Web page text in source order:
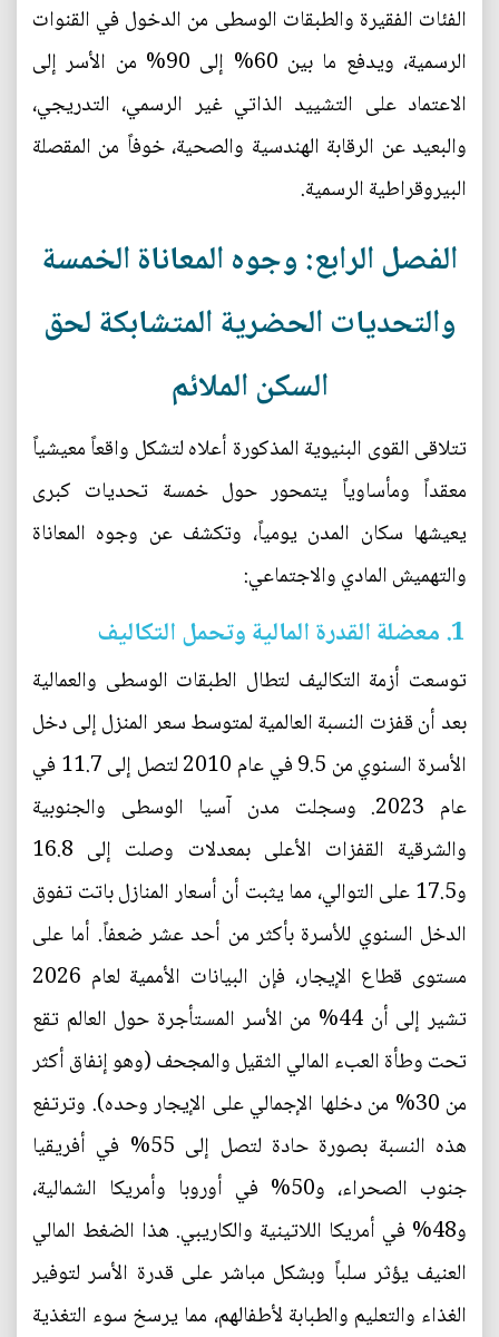
الفئات الفقيرة والطبقات الوسطى من الدخول في القنوات
الرسمية، ويدفع ما بين 60% إلى 90% من الأسر إلى
الاعتماد على التشييد الذاتي غير الرسمي، التدريجي،
والبعيد عن الرقابة الهندسية والصحية، خوفاً من المقصلة
البيروقراطية الرسمية.
الفصل الرابع: وجوه المعاناة الخمسة
والتحديات الحضرية المتشابكة لحق
السكن الملائم
تتلاقى القوى البنيوية المذكورة أعلاه لتشكل واقعاً معيشياً
معقداً ومأساوياً يتمحور حول خمسة تحديات كبرى
يعيشها سكان المدن يومياً، وتكشف عن وجوه المعاناة
والتهميش المادي والاجتماعي:
1. معضلة القدرة المالية وتحمل التكاليف
توسعت أزمة التكاليف لتطال الطبقات الوسطى والعمالية
بعد أن قفزت النسبة العالمية لمتوسط سعر المنزل إلى دخل
الأسرة السنوي من 9.5 في عام 2010 لتصل إلى 11.7 في
عام 2023. وسجلت مدن آسيا الوسطى والجنوبية
والشرقية القفزات الأعلى بمعدلات وصلت إلى 16.8
و17.5 على التوالي، مما يثبت أن أسعار المنازل باتت تفوق
الدخل السنوي للأسرة بأكثر من أحد عشر ضعفاً. أما على
مستوى قطاع الإيجار، فإن البيانات الأممية لعام 2026
تشير إلى أن 44% من الأسر المستأجرة حول العالم تقع
تحت وطأة العبء المالي الثقيل والمجحف (وهو إنفاق أكثر
من 30% من دخلها الإجمالي على الإيجار وحده). وترتفع
هذه النسبة بصورة حادة لتصل إلى 55% في أفريقيا
جنوب الصحراء، و50% في أوروبا وأمريكا الشمالية،
و48% في أمريكا اللاتينية والكاريبي. هذا الضغط المالي
العنيف يؤثر سلباً وبشكل مباشر على قدرة الأسر لتوفير
الغذاء والتعليم والطبابة لأطفالهم، مما يرسخ سوء التغذية